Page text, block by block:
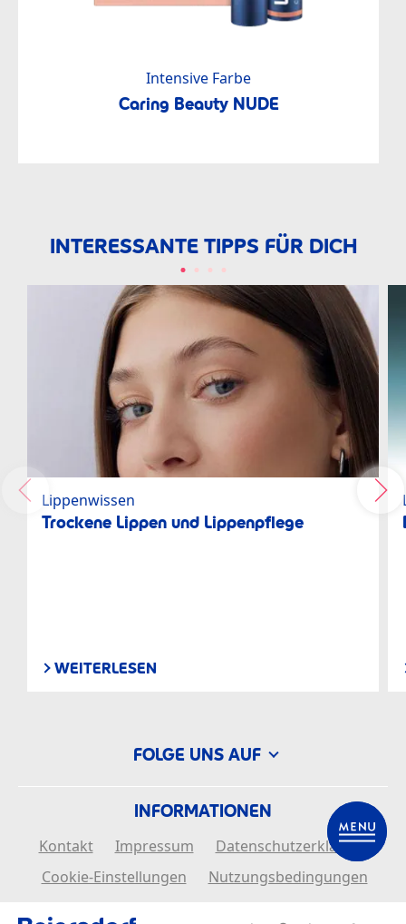
Intensive Farbe
Caring Beauty NUDE
INTERESSANTE TIPPS FÜR DICH
Lippenwissen
Trockene Lippen und Lippenpflege
WEITERLESEN
INFORMATIONEN
Kontakt Impressum
Datenschutzerklärung
Cookie-Einstellungen
Nutzungsbedingungen
FOLGE UNS AUF